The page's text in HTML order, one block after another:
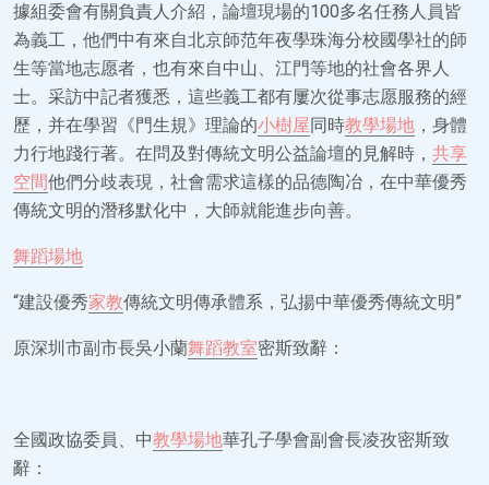
據組委會有關負責人介紹，論壇現場的100多名任務人員皆
為義工，他們中有來自北京師范年夜學珠海分校國學社的師
生等當地志愿者，也有來自中山、江門等地的社會各界人
士。采訪中記者獲悉，這些義工都有屢次從事志愿服務的經
歷，并在學習《門生規》理論的小樹屋同時教學場地 ，身體
力行地踐行著。在問及對傳統文明公益論壇的見解時， 共享
空間他們分歧表現，社會需求這樣的品德陶冶，在中華優秀
傳統文明的潛移默化中，大師就能進步向善。
舞蹈場地
“建設優秀家教傳統文明傳承體系，弘揚中華優秀傳統文明”
原深圳市副市長吳小蘭舞蹈教室密斯致辭：
全國政協委員、中教學場地華孔子學會副會長凌孜密斯致
辭：